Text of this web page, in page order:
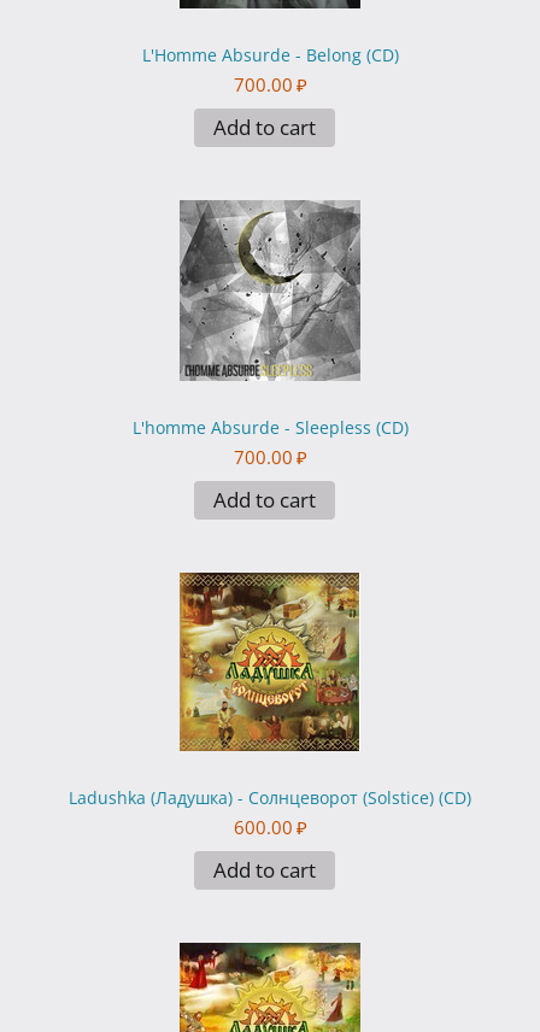
L'Homme Absurde - Belong (CD)
700.00 ₽
Add to cart
L'homme Absurde - Sleepless (CD)
700.00 ₽
Add to cart
Ladushka (Ладушка) - Солнцеворот (Solstice) (CD)
600.00 ₽
Add to cart